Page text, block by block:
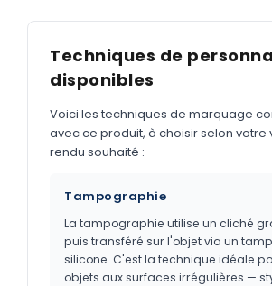
Techniques de
disponibles
Voici les techniques de marquage
avec ce produit, à choisir selon votre
rendu souhaité :
Tampographie
La tampographie utilise un cliché
puis transféré sur l'objet via un
silicone. C'est la technique idéale
objets aux surfaces irrégulières —